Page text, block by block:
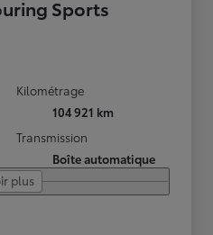
Sports
Kilométrage
104 921 km
Transmission
Boîte automatique
plus